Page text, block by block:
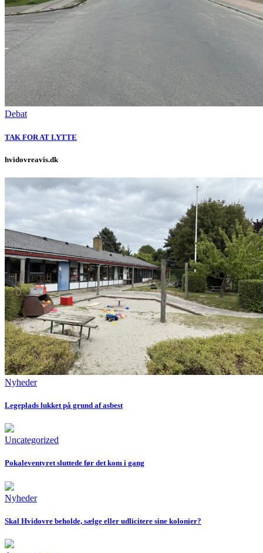
Debat
TAK FOR AT LYTTE
hvidovreavis.dk
Nyheder
Legeplads lukket på grund af asbest
Uncategorized
Pokaleventyret sluttede før det kom i gang
Nyheder
Skal Hvidovre beholde, sælge eller udlicitere sine kolonier?